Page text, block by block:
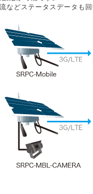
などステータスデータも回